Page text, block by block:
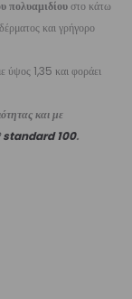
πολυαμιδίουστο κάτω
και γρήγορο
ύψος 1,35 και φοράει
και με
standard 100.